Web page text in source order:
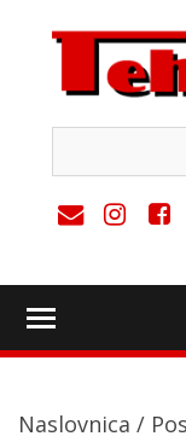
content
Naslovnica /